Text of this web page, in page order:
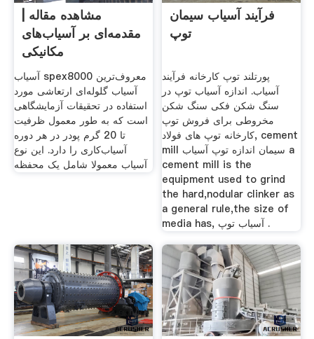
مشاهده مقاله |
مقدمه‌ای بر آسیاب‌های
مکانیکی
آسیاب spex8000 معروف‌ترین
آسیاب گلوله‌ای ارتعاشی مورد
استفاده در تحقیقات آزمایشگاهی
است که به طور معمول ظرفیت
تا 20 گرم پودر در هر دوره
آسیاب‌کاری را دارد. این نوع
آسیاب معمولا شامل یک محفظه
فرآیند آسیاب سیمان
توپ
پورتلند توپ کارخانه فرآیند
آسیاب. اندازه آسیاب توپ در
سنگ شکن فکی سنگ شکن
مخروطی برای فروش توپ
کارخانه توپ های فولاد, cement
mill سیمان اندازه توپ آسیاب a
cement mill is the
equipment used to grind
the hard,nodular clinker as
a general rule,the size of
media has, آسیاب توپ .